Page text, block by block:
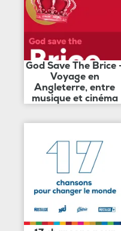
God Save The Brice
Voyage en
Angleterre, entre
musique et cinéma